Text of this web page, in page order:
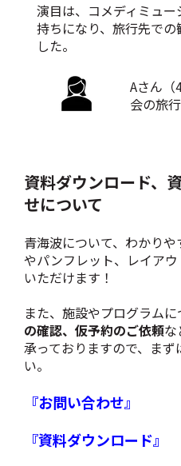
演目は、コメディミュ
持ちになり、旅行先で
した。
Aさん
会の旅
資料ダウンロード、
せについて
青海波について、わかり
やパンフレット、レイア
いただけます！
また、施設やプログラム
の確認、仮予約のご依頼な
承っておりますので、ま
い。
『お問い合わせ』
『資料ダウンロード』